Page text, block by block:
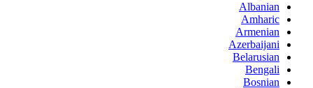
Albanian
Amharic
Armenian
Azerbaijani
Belarusian
Bengali
Bosnian